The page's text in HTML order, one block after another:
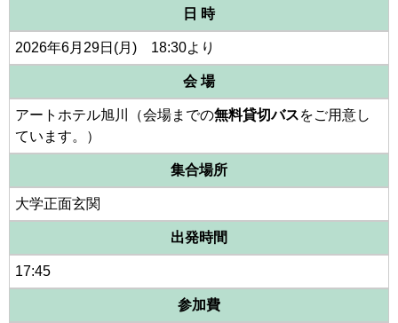
日 時
2026年6月29日(月) 18:30より
会 場
アートホテル旭川（会場までの無料貸切バスをご用意し
ています。）
集合場所
大学正面玄関
出発時間
17:45
参加費